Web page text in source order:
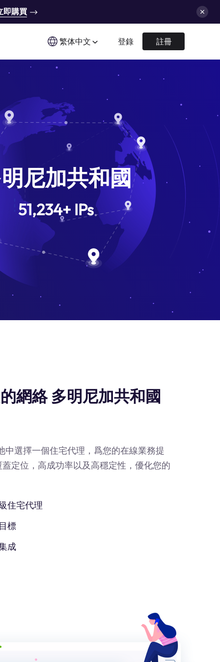
即購買
繁体中文 登錄 註冊
尼加共和國
51,234+IPs
網絡 多明尼加共和國
選擇一個住宅代理，爲您的在線業務提
定位，高成功率以及高穩定性，優化您的
住宅代理
標
成